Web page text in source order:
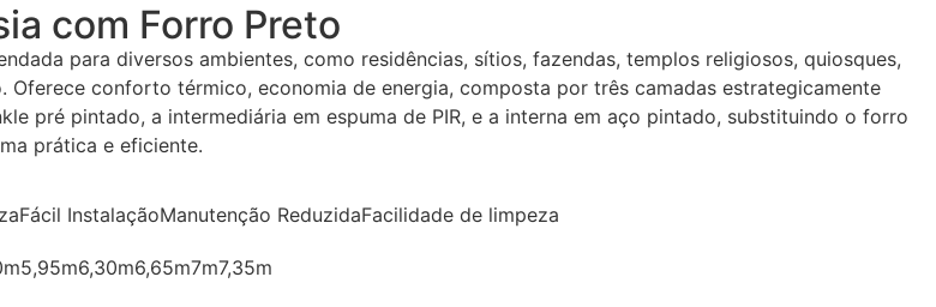
com Forro Preto
para diversos ambientes, como residências, sítios, fazendas, templos religiosos, quiosques,
conforto térmico, economia de energia, composta por três camadas estrategicamente
pré pintado, a intermediária em espuma de PIR, e a interna em aço pintado, substituindo o forro
prática e eficiente.
Fácil InstalaçãoManutenção ReduzidaFacilidade de limpeza
5,95m6,30m6,65m7m7,35m